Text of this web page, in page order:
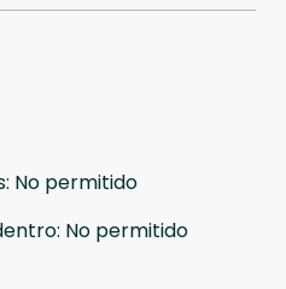
: No permitido
: No permitido